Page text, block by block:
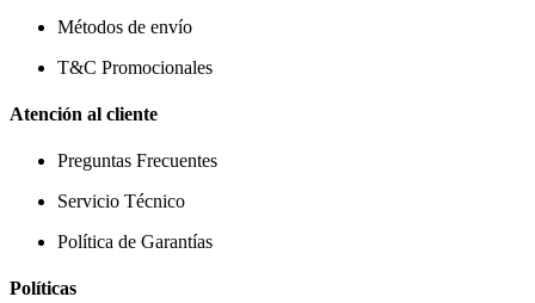
Métodos de envío
T&C Promocionales
Atención al cliente
Preguntas Frecuentes
Servicio Técnico
Política de Garantías
Políticas